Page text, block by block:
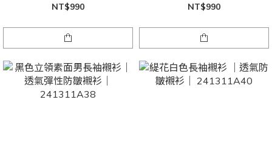
NT$990 NT$990